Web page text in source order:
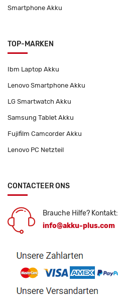
Smartphone Akku
TOP-MARKEN
Ibm Laptop Akku
Lenovo Smartphone Akku
LG Smartwatch Akku
Samsung Tablet Akku
Fujifilm Camcorder Akku
Lenovo PC Netzteil
CONTACTEER ONS
Brauche Hilfe? Kontakt:
info@akku-plus.com